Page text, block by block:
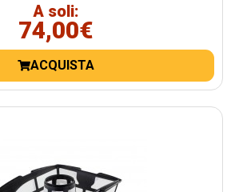
A soli:
74,00€
ACQUISTA